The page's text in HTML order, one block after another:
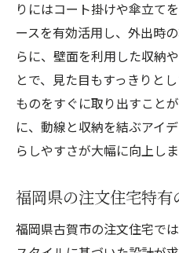
りにはコート掛けや傘立て
ースを有効活用し、外出時
らに、壁面を利用した収納
とで、見た目もすっきりと
ものをすぐに取り出すこと
に、動線と収納を結ぶアイ
らしやすさが大幅に向上しま
福岡県の注文住宅特有
福岡県古賀市の注文住宅で